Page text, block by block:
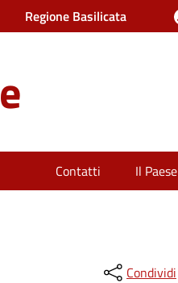
Regione Basilicata
Contatti Il Paese
Condividi